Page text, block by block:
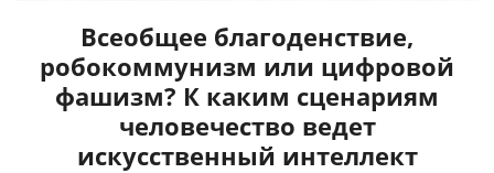
Всеобщее благоденствие,
робокоммунизм или цифровой
фашизм? К каким сценариям
человечество ведет
искусственный интеллект